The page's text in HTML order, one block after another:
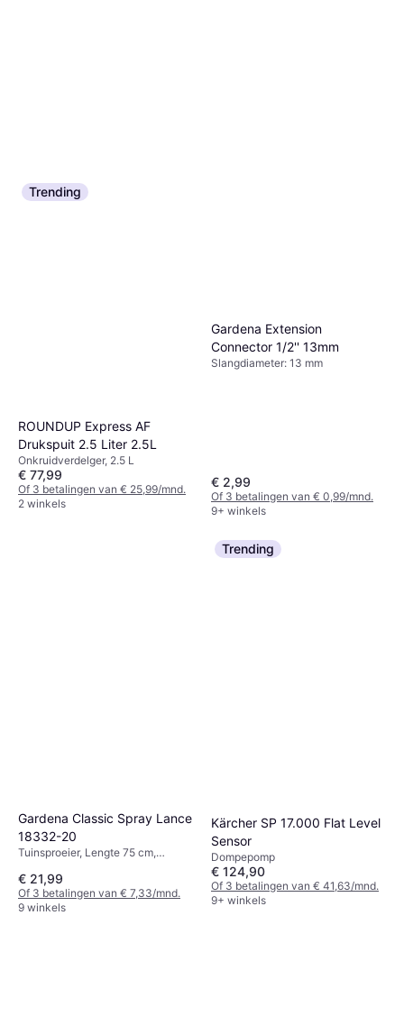
Trending
ROUNDUP Express AF
Drukspuit 2.5 Liter 2.5L
Onkruidverdelger, 2.5 L
€ 77,99
Of 3 betalingen van € 25,99/mnd.
2 winkels
Gardena Extension
Connector 1/2'' 13mm
Slangdiameter: 13 mm
€ 2,99
Of 3 betalingen van € 0,99/mnd.
9+ winkels
Gardena Classic Spray Lance
18332-20
Tuinsproeier, Lengte 75 cm,
€ 21,99
Of 3 betalingen van € 7,33/mnd.
9 winkels
Trending
Kärcher SP 17.000 Flat Level
Sensor
Dompepomp
€ 124,90
Of 3 betalingen van € 41,63/mnd.
9+ winkels